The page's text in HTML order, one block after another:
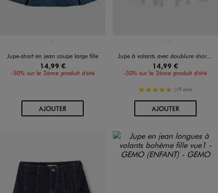
Jupe-short en jean coupe large fille
14,99 €
-50% sur le 2ème produit d'été
AJOUTERAU PANIER
Jupe à volants avec doublure short invisible fille
14,99 €
-50% sur le 2ème produit d'été
5/5 de moyenne
(19 avis)
AJOUTERAU PANIER